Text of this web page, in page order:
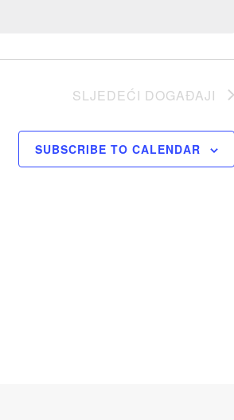
SLJEDEĆI DOGAĐAJI
SUBSCRIBE TO CALENDAR